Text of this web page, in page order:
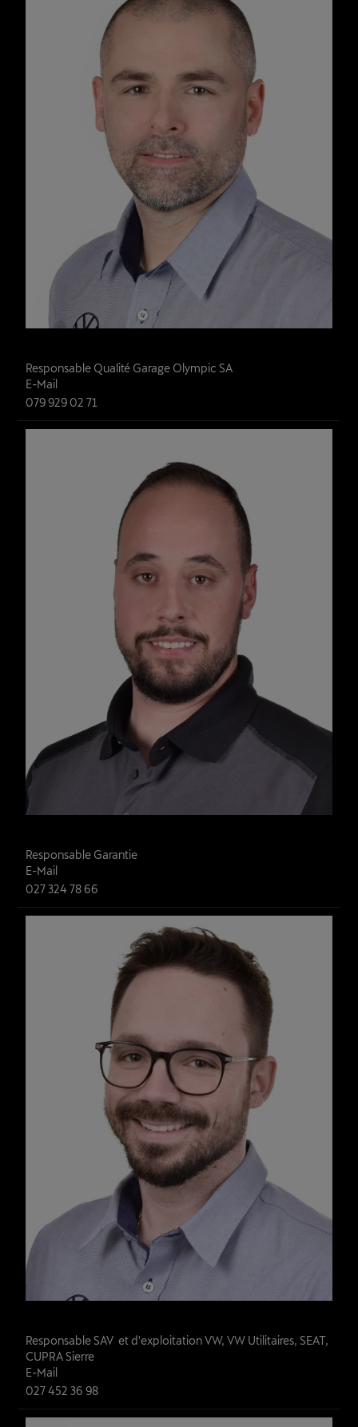
Responsable Qualité Garage Olympic SA
E-Mail
079 929 02 71
Responsable Garantie
E-Mail
027 324 78 66
Responsable SAV  et d'exploitation VW, VW Utilitaires, SEAT,
CUPRA Sierre
E-Mail
027 452 36 98